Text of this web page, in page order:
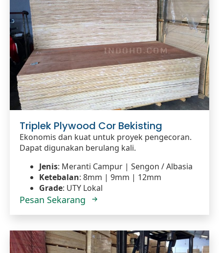
Triplek Plywood Cor Bekisting
Ekonomis dan kuat untuk proyek pengecoran.
Dapat digunakan berulang kali.
Jenis: Meranti Campur | Sengon / Albasia
Ketebalan: 8mm | 9mm | 12mm
Grade: UTY Lokal
Pesan Sekarang